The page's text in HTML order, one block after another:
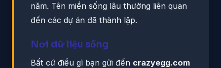
năm. Tên miền sống lâu thường liên quan
đến các dự án đã thành lập.
Nơi dữ liệu sống
Bất cứ điều gì bạn gửi đến crazyegg.com